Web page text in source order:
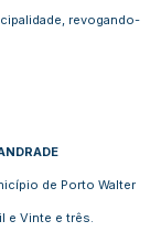
revogando-
de Porto Walter
e Vinte e três.